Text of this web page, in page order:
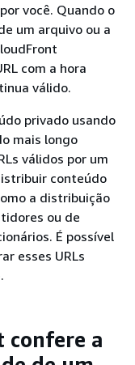
você. Quando o
um arquivo ou a
com a hora
válido.
privado usando
mais longo
válidos por um
conteúdo
a distribuição
ou de
É possível
esses URLs
confere a